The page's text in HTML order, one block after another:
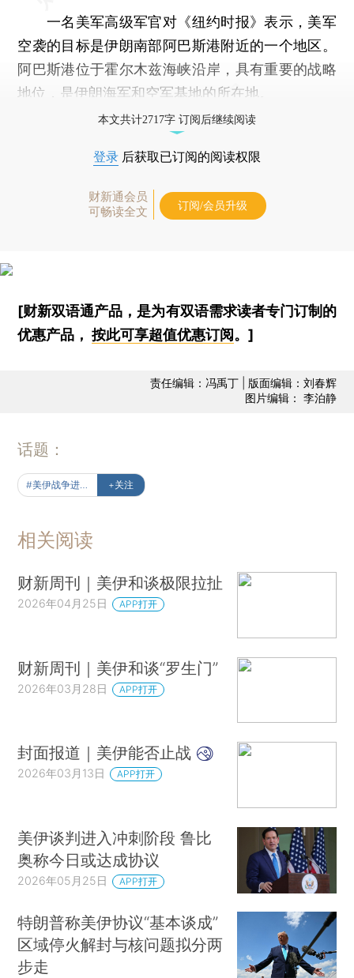
一名美军高级军官对《纽约时报》表示，美军
空袭的目标是伊朗南部阿巴斯港附近的一个地区。
阿巴斯港位于霍尔木兹海峡沿岸，具有重要的战略
地位，是伊朗海军和空军基地的所在地。
本文共计2717字 订阅后继续阅读
登录 后获取已订阅的阅读权限
财新通会员
可畅读全文
订阅/会员升级
[财新双语通产品，是为有双语需求读者专门订制的
优惠产品，按此可享超值优惠订阅。]
责任编辑：冯禹丁 | 版面编辑：刘春辉
图片编辑： 李泊静
话题：
+关注
相关阅读
财新周刊｜美伊和谈极限拉扯
2026年04月25日 APP打开
财新周刊｜美伊和谈“罗生门”
2026年03月28日 APP打开
封面报道｜美伊能否止战
2026年03月13日 APP打开
美伊谈判进入冲刺阶段 鲁比
奥称今日或达成协议
2026年05月25日 APP打开
特朗普称美伊协议“基本谈成”
区域停火解封与核问题拟分两
步走